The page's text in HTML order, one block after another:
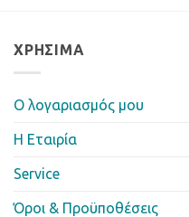
ΧΡΉΣΙΜΑ
Ο λογαριασμός μου
Η Eταιρία
Service
Όροι & Προϋποθέσεις